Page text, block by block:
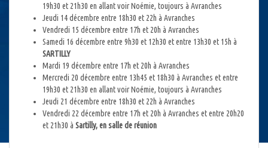
19h30 et 21h30 en allant voir Noémie, toujours à Avranches
Jeudi 14 décembre entre 18h30 et 22h à Avranches
Vendredi 15 décembre entre 17h et 20h à Avranches
Samedi 16 décembre entre 9h30 et 12h30 et entre 13h30 et 15h à
SARTILLY
Mardi 19 décembre entre 17h et 20h à Avranches
Mercredi 20 décembre entre 13h45 et 18h30 à Avranches et entre
19h30 et 21h30 en allant voir Noémie, toujours à Avranches
Jeudi 21 décembre entre 18h30 et 22h à Avranches
Vendredi 22 décembre entre 17h et 20h à Avranches et entre 20h20
et 21h30 à Sartilly, en salle de réunion